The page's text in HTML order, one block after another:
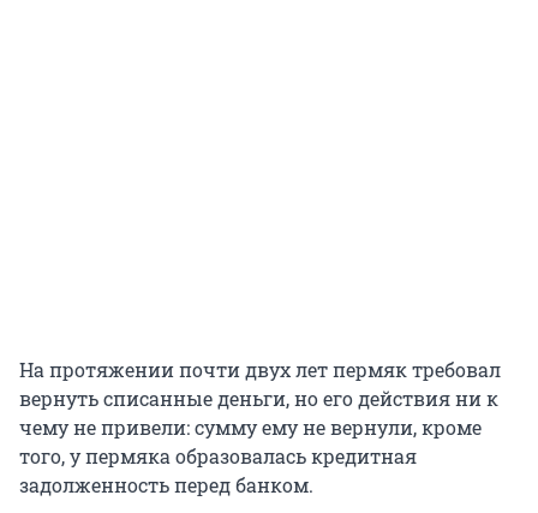
На протяжении почти двух лет пермяк требовал
вернуть списанные деньги, но его действия ни к
чему не привели: сумму ему не вернули, кроме
того, у пермяка образовалась кредитная
задолженность перед банком.